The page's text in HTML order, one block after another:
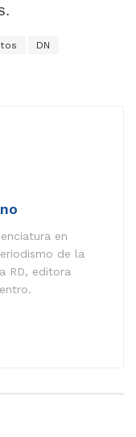
DN
en
de la
RD, editora